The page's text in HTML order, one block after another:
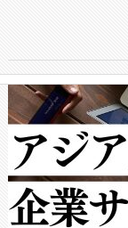
からシ
クルの
[…]
トに対
では、
で向上し
ットだ
ルの変電
作業と